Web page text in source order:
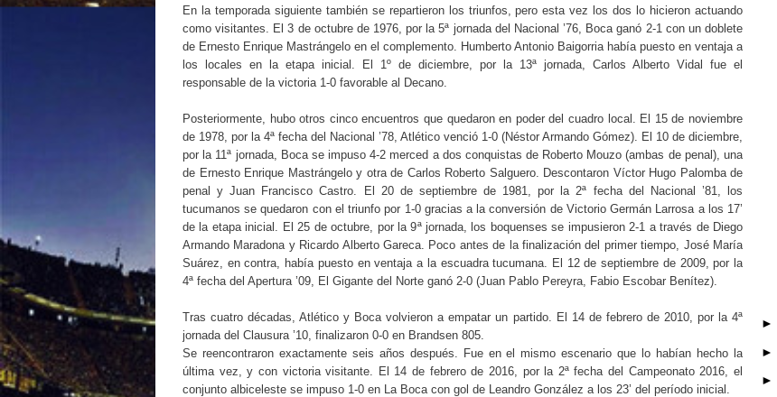
En la temporada siguiente también se repartieron los triunfos, pero esta vez los dos lo hicieron actuando
como visitantes. El 3 de octubre de 1976, por la 5ª jornada del Nacional ’76, Boca ganó 2-1 con un doblete
de Ernesto Enrique Mastrángelo en el complemento. Humberto Antonio Baigorria había puesto en ventaja a
los locales en la etapa inicial. El 1º de diciembre, por la 13ª jornada, Carlos Alberto Vidal fue el
responsable de la victoria 1-0 favorable al Decano.
Posteriormente, hubo otros cinco encuentros que quedaron en poder del cuadro local. El 15 de noviembre
de 1978, por la 4ª fecha del Nacional ’78, Atlético venció 1-0 (Néstor Armando Gómez). El 10 de diciembre,
por la 11ª jornada, Boca se impuso 4-2 merced a dos conquistas de Roberto Mouzo (ambas de penal), una
de Ernesto Enrique Mastrángelo y otra de Carlos Roberto Salguero. Descontaron Víctor Hugo Palomba de
penal y Juan Francisco Castro. El 20 de septiembre de 1981, por la 2ª fecha del Nacional ’81, los
tucumanos se quedaron con el triunfo por 1-0 gracias a la conversión de Victorio Germán Larrosa a los 17’
de la etapa inicial. El 25 de octubre, por la 9ª jornada, los boquenses se impusieron 2-1 a través de Diego
Armando Maradona y Ricardo Alberto Gareca. Poco antes de la finalización del primer tiempo, José María
Suárez, en contra, había puesto en ventaja a la escuadra tucumana. El 12 de septiembre de 2009, por la
4ª fecha del Apertura ’09, El Gigante del Norte ganó 2-0 (Juan Pablo Pereyra, Fabio Escobar Benítez).
Tras cuatro décadas, Atlético y Boca volvieron a empatar un partido. El 14 de febrero de 2010, por la 4ª
jornada del Clausura ’10, finalizaron 0-0 en Brandsen 805.
Se reencontraron exactamente seis años después. Fue en el mismo escenario que lo habían hecho la
última vez, y con victoria visitante. El 14 de febrero de 2016, por la 2ª fecha del Campeonato 2016, el
conjunto albiceleste se impuso 1-0 en La Boca con gol de Leandro González a los 23’ del período inicial.
►
►
►